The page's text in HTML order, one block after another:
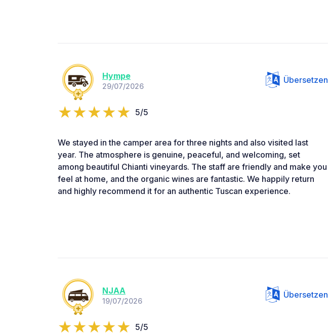
Hympe
29/07/2026
Übersetzen
5/5
We stayed in the camper area for three nights and also visited last
year. The atmosphere is genuine, peaceful, and welcoming, set
among beautiful Chianti vineyards. The staff are friendly and make you
feel at home, and the organic wines are fantastic. We happily return
and highly recommend it for an authentic Tuscan experience.
NJAA
19/07/2026
Übersetzen
5/5